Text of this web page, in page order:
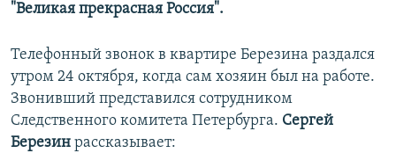
"Великая прекрасная Россия".
Телефонный звонок в квартире Березина раздался
утром 24 октября, когда сам хозяин был на работе.
Звонивший представился сотрудником
Следственного комитета Петербурга. Сергей
Березин рассказывает: